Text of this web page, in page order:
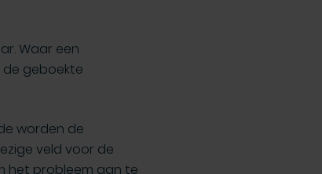
Waar een
geboekte
worden de
veld voor de
het probleem aan te